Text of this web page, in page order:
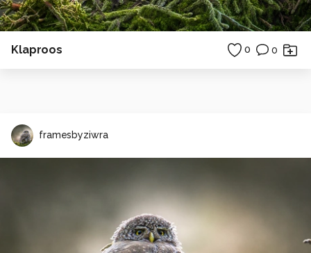
Klaproos 0 0
framesbyziwra